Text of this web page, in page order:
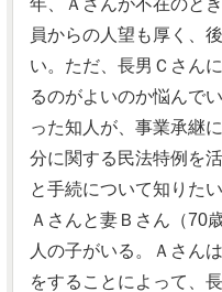
年、Ａさんが不在のと
員からの人望も厚く、
い。ただ、長男Ｃさん
るのがよいのか悩んで
った知人が、事業承継
分に関する民法特例を
と手続について知りた
Ａさんと妻Ｂさん（70
人の子がいる。Ａさん
をすることによって、